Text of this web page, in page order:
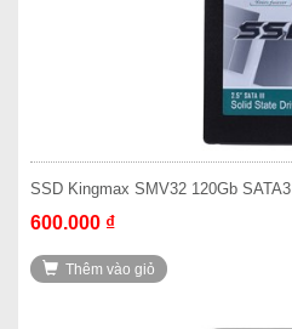
SSD Kingmax SMV32 120Gb SATA3
600.000 ₫
Thêm vào giỏ